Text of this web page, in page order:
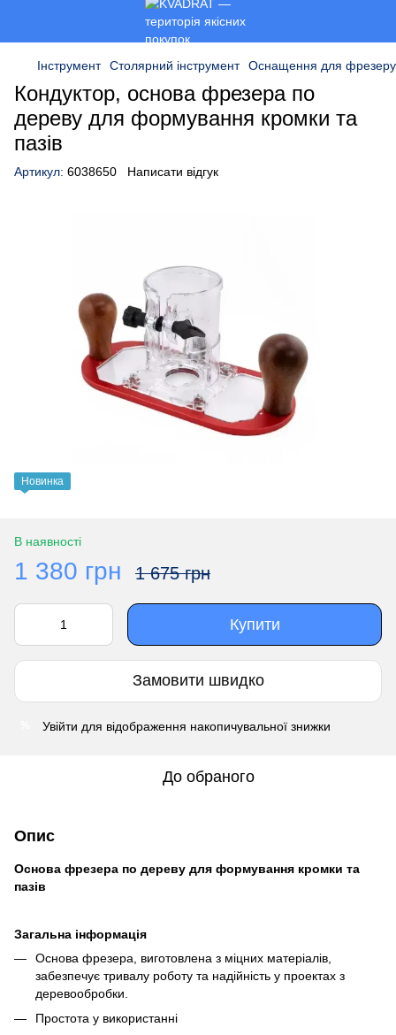
Інструмент Столярний інструмент Оснащення для
Кондуктор, основа фрезера по
дереву для формування кромки та
пазів
Артикул: 6038650 Написати відгук
Новинка
В наявності
1 380 грн 1 675 грн
Купити
Замовити швидко
Увійти для відображення накопичувальної знижки
До обраного
Опис
Основа фрезера по дереву для формування кромки та
пазів
Загальна інформація
Основа фрезера, виготовлена ​​з міцних матеріалів,
забезпечує тривалу роботу та надійність у проектах з
деревообробки.
Простота у використанні